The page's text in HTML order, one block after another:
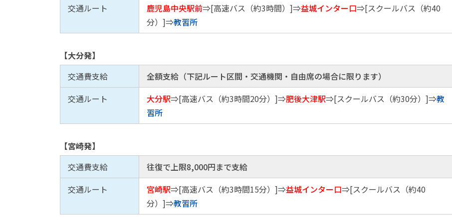
交通ルート
鹿児島中央駅前⇒[高速バス（約3時間）]⇒益城インター口⇒[スクールバス（約40
分）]⇒教習所
【大分発】
交通費支給
全額支給（下記ルート区間・交通機関・自由席の場合に限ります）
交通ルート
大分駅⇒[高速バス（約3時間20分）]⇒肥後大津駅⇒[スクールバス（約30分）]⇒教
習所
【宮崎発】
交通費支給
往復で上限8,000円まで支給
交通ルート
宮崎駅⇒[高速バス（約3時間15分）]⇒益城インター口⇒[スクールバス（約40
分）]⇒教習所